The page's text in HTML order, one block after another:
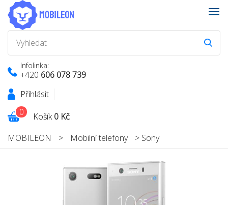
Infolinka:
+420 606 078 739
Přihlásit
Košík0 Kč
0
MOBILEON > Mobilní telefony > Sony